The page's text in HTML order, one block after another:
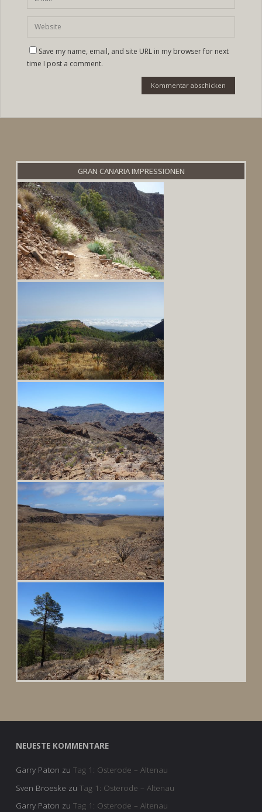
Save my name, email, and site URL in my browser for next
time I post a comment.
GRAN CANARIA IMPRESSIONEN
NEUESTE KOMMENTARE
Garry Paton zu Tag 1: Osterode – Altenau
Sven Broeske zu Tag 1: Osterode – Altenau
Garry Paton zu Tag 1: Osterode – Altenau